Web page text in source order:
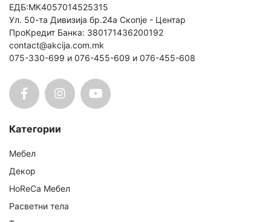
ЕДБ:МК4057014525315
Ул. 50-та Дивизија бр.24а Скопје - Центар
ПроКредит Банка: 380171436200192
contact@akcija.com.mk
075-330-699 и 076-455-609 и 076-455-608
Категории
Мебел
Декор
HoReCa Мебел
Расветни тела